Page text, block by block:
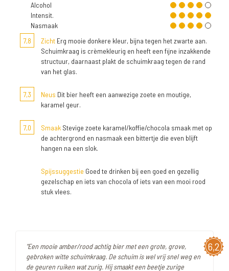
Alcohol
Intensit.
Nasmaak
7,8
Zicht Erg mooie donkere kleur, bijna tegen het zwarte aan.
Schuimkraag is crèmekleurig en heeft een fijne inzakkende
structuur, daarnaast plakt de schuimkraag tegen de rand
van het glas.
7,3 Neus Dit bier heeft een aanwezige zoete en moutige,
karamel geur.
7,0 Smaak Stevige zoete karamel/koffie/chocola smaak met op
de achtergrond en nasmaak een bittertje die even blijft
hangen na een slok.
Spijssuggestie Goed te drinken bij een goed en gezellig
gezelschap en iets van chocola of iets van een mooi rood
stuk vlees.
6,2
"Een mooie amber/rood achtig bier met een grote, grove,
gebroken witte schuimkraag. De schuim is wel vrij snel weg en
de geuren ruiken wat zurig. Hij smaakt een beetje zurige